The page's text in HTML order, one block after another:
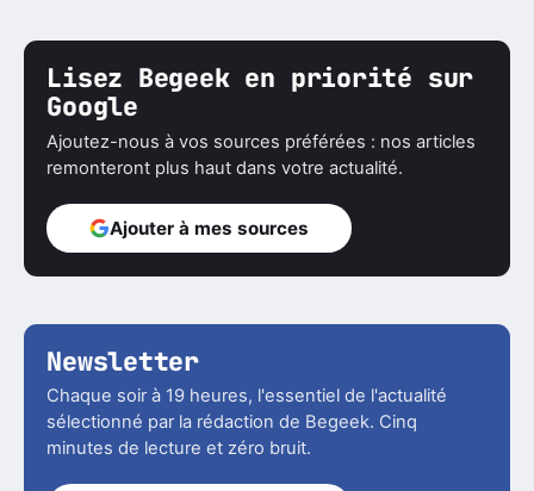
Lisez Begeek en priorité sur
Google
Ajoutez-nous à vos sources préférées : nos articles
remonteront plus haut dans votre actualité.
Ajouter à mes sources
Newsletter
Chaque soir à 19 heures, l'essentiel de l'actualité
sélectionné par la rédaction de Begeek. Cinq
minutes de lecture et zéro bruit.